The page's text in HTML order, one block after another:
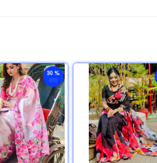
30 %
ছাড়